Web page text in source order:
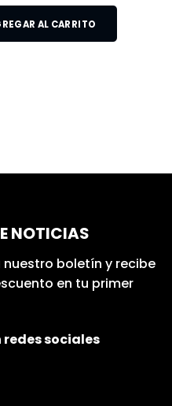
AL CARRITO
NOTICIAS
nuestro boletín y recibe
en tu primer
redes sociales